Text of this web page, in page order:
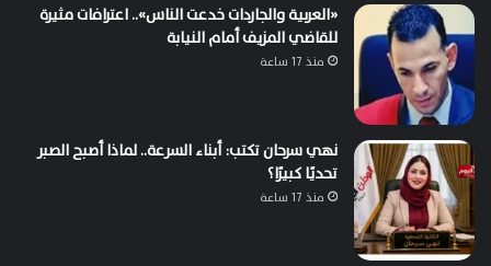
«العربية والجاردات خدعت الناس».. اعترافات مثيرة
للقاضي المزيف أمام النيابة
منذ 17 ساعة
نهي سرحان تكتب: أبناء السرعة.. لماذا أصبح الصبر
تحديًا كبيرًا؟
منذ 17 ساعة